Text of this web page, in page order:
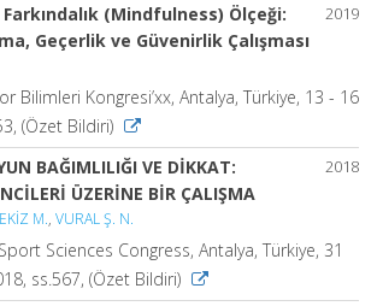
2019
(Mindfulness) Ölçeği:
Geçerlik ve Güvenirlik Çalışması
Bilimleri Kongresi’xx, Antalya, Türkiye, 13 - 16
(Özet Bildiri)
2018
BAĞIMLILIĞI VE DİKKAT:
ÜZERİNE BİR ÇALIŞMA
M., VURAL Ş. N.
Sciences Congress, Antalya, Türkiye, 31
ss.567, (Özet Bildiri)